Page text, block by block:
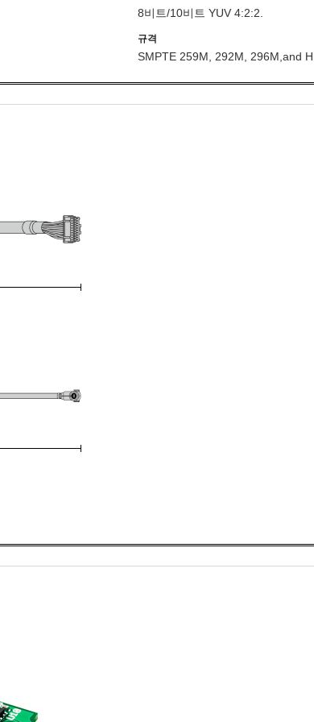
8비트/10비트 YUV 4:2:2.
규격
SMPTE 259M, 292M, 296M,and